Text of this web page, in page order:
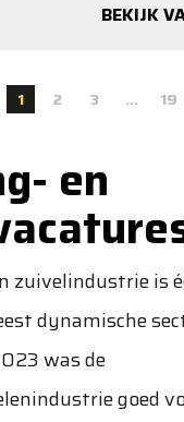
BEKIJK
1 2 3 ... 19
en
zuivelindustrie is
dynamische
was de
goed